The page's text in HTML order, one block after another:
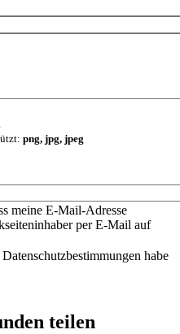
png, jpg, jpeg
meine E-Mail-Adresse
per E-Mail auf
habe
teilen